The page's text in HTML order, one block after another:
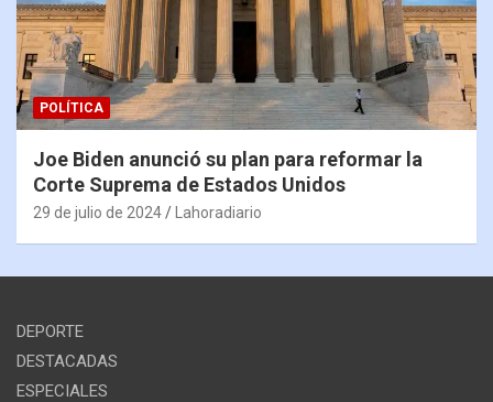
POLÍTICA
Joe Biden anunció su plan para reformar la
Corte Suprema de Estados Unidos
29 de julio de 2024 Lahoradiario
DEPORTE
DESTACADAS
ESPECIALES